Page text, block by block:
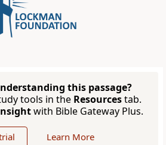
this passage?
tools in the Resourcestab.
with Bible Gateway Plus.
Learn More